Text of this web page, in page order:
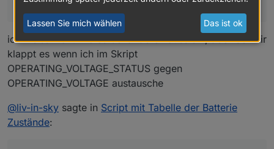
müssen wir anders abfragen
ich weiss nicht wie es bei anderen aussieht, aber bei mir
klappt es wenn ich im Skript
OPERATING_VOLTAGE_STATUS gegen
OPERATING_VOLTAGE austausche
@liv-in-sky sagte in Script mit Tabelle der Batterie
Zustände:
Lassen Sie mich wählen Das ist ok